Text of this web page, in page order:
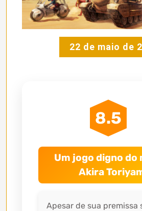
22 de maio de
8.5
Um jogo digno do
Akira
Apesar de sua premissa